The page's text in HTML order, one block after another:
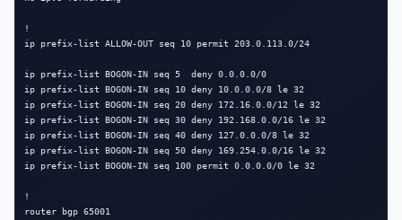
!
ip prefix-list ALLOW-OUT seq 10 permit 203.0.113.0/24
ip prefix-list BOGON-IN seq 5  deny 0.0.0.0/0
ip prefix-list BOGON-IN seq 10 deny 10.0.0.0/8 le 32
ip prefix-list BOGON-IN seq 20 deny 172.16.0.0/12 le 32
ip prefix-list BOGON-IN seq 30 deny 192.168.0.0/16 le 32
ip prefix-list BOGON-IN seq 40 deny 127.0.0.0/8 le 32
ip prefix-list BOGON-IN seq 50 deny 169.254.0.0/16 le 32
ip prefix-list BOGON-IN seq 100 permit 0.0.0.0/0 le 32
!
router bgp 65001